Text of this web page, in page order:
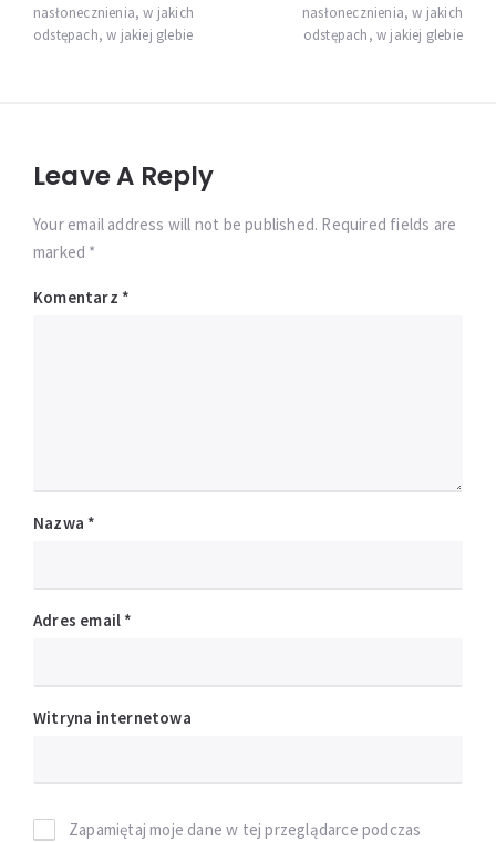
nasłonecznienia, w jakich
odstępach, w jakiej glebie
nasłonecznienia, w jakich
odstępach, w jakiej glebie
Leave A Reply
Your email address will not be published. Required fields are
marked *
Komentarz *
Nazwa *
Adres email *
Witryna internetowa
Zapamiętaj moje dane w tej przeglądarce podczas